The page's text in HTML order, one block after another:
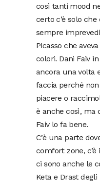
così tanti mood
certo c’è solo
sempre
Picasso che
colori. Dani Faiv
ancora una volta
faccia perché
piacere o
è anche così, ma
Faiv lo fa bene.
C’è una parte
comfort zone,
ci sono anche le
Keta e Drast degli